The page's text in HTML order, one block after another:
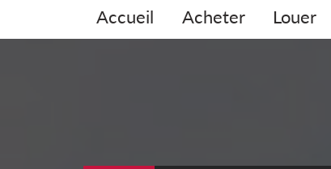
accueil acheter louer